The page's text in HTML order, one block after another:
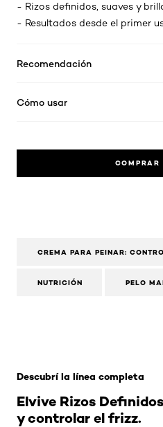
- Rizos definidos, suaves y
- Resultados desde el primer
Recomendación
Cómo usar
COMPRAR
CREMA PARA PEINAR:
NUTRICIÓN PELO
Elvive Rizos
y controlar el frizz.
Descubrí la línea completa